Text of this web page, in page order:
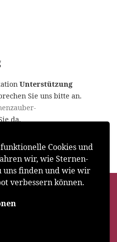
Cookies und
wir, wie Sternen-
uns finden und wie wir
verbessern können.
Unterstützung
Sie uns bitte an.
da.
e. V.
liegen beim Verein und